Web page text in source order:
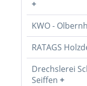
KWO -
RATAGS
Drechslerei
Seiffen